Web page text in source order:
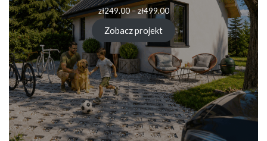
zł249.00–zł499.00
Zobacz projekt